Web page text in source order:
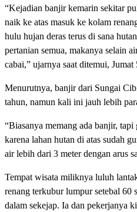
“Kejadian banjir kemarin sekitar
naik ke atas masuk ke kolam
hulu hujan deras terus di sana
pertanian semua, makanya selain
cabai,” ujarnya saat ditemui, Jumat
Menurutnya, banjir dari Sungai
tahun, namun kali ini jauh lebih
“Biasanya memang ada banjir,
karena lahan hutan di atas sudah
air lebih dari 3 meter dengan arus
Tempat wisata miliknya luluh
renang terkubur lumpur setebal 60
dalam sekejap. Ia dan pekerjanya